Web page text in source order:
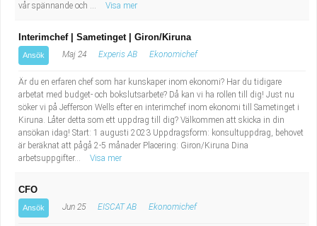
vår spännande och ...
Visa mer
Interimchef | Sametinget | Giron/Kiruna
Ansök Maj 24 Experis AB Ekonomichef
Är du en erfaren chef som har kunskaper inom ekonomi? Har du tidigare
arbetat med budget- och bokslutsarbete? Då kan vi ha rollen till dig! Just nu
söker vi på Jefferson Wells efter en interimchef inom ekonomi till Sametinget i
Kiruna. Låter detta som ett uppdrag till dig? Välkommen att skicka in din
ansökan idag! Start: 1 augusti 2023 Uppdragsform: konsultuppdrag, behovet
är beräknat att pågå 2-5 månader Placering: Giron/Kiruna Dina
arbetsuppgifter...
Visa mer
CFO
Ansök Jun 25 EISCAT AB Ekonomichef